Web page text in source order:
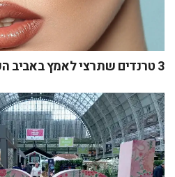
3 טרנדים שתרצי לאמץ באביב הקרוב